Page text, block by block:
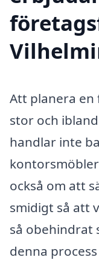
Att planera
stor och
handlar inte
också om att
smidigt så att
så obehindrat
denna